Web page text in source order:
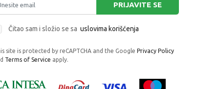
PRIJAVITE SE
Čitao sam i složio se sa uslovima korišćenja
site is protected by reCAPTCHA and the Google Privacy Policy
Terms of Service apply.